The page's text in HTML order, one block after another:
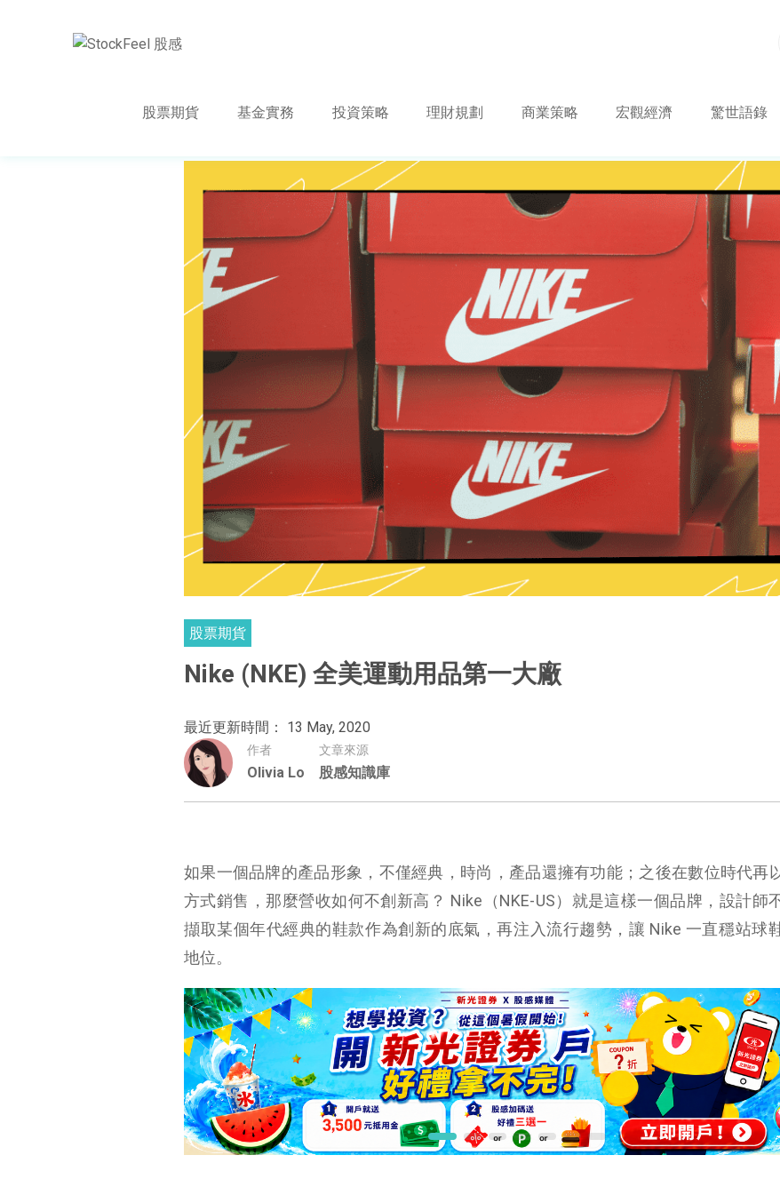
股票期貨 基金實務 投資策略 理財規劃 商業策略 宏觀經濟 驚世語錄
股票期貨
Nike (NKE) 全美運動用品第一大廠
最近更新時間： 13 May, 2020
作者
Olivia Lo
文章來源
股感知識庫
如果一個品牌的產品形象，不僅經典，時尚，產品還擁有功能；之後在數位時代再
方式銷售，那麼營收如何不創新高？ Nike（NKE-US）就是這樣一個品牌，設計師
擷取某個年代經典的鞋款作為創新的底氣，再注入流行趨勢，讓 Nike 一直穩站球
地位。